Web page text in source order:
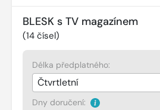
BLESK s TV magazínem
(14 čísel)
Délka předplatného:
Dny doručení: